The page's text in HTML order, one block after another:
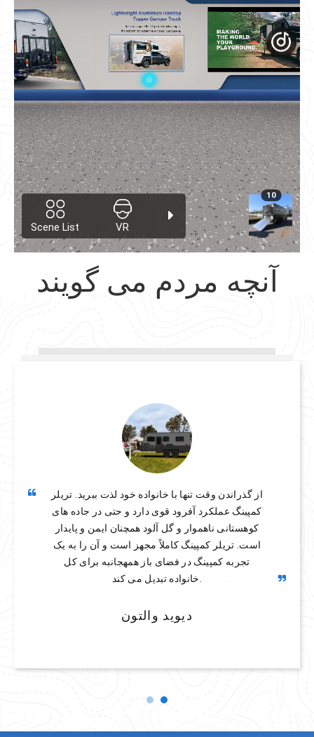
آنچه مردم می گویند
از گذراندن وقت تنها با خانواده خود لذت ببرید. تریلر
کمپینگ عملکرد آفرود قوی دارد و حتی در جاده های
کوهستانی ناهموار و گل آلود همچنان ایمن و پایدار
است. تریلر کمپینگ کاملاً مجهز است و آن را به یک
تجربه کمپینگ در فضای باز همهجانبه برای کل
دیوید والتون